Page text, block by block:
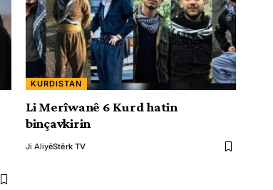
KURDISTAN
Li Merîwanê 6 Kurd hatin
binçavkirin
Ji AliyêStêrk TV